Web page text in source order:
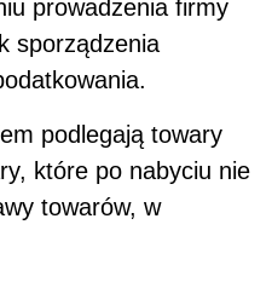
prowadzenia firmy
sporządzenia
podlegają towary
które po nabyciu nie
towarów, w